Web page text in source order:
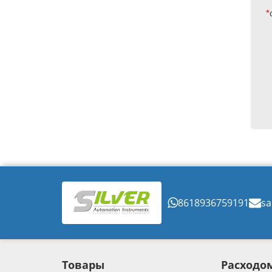
*
8618936759191
Товары